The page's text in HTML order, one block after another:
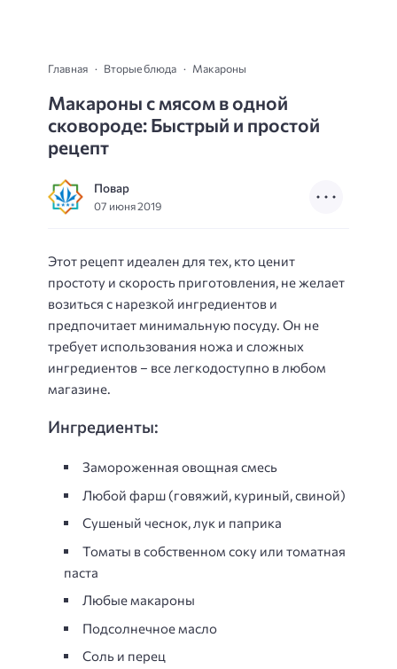
Главная Вторые блюда Макароны
Макароны с мясом в одной
сковороде: Быстрый и простой
рецепт
Повар
07 июня 2019
Этот рецепт идеален для тех, кто ценит
простоту и скорость приготовления, не желает
возиться с нарезкой ингредиентов и
предпочитает минимальную посуду. Он не
требует использования ножа и сложных
ингредиентов – все легкодоступно в любом
магазине.
Ингредиенты:
Замороженная овощная смесь
Любой фарш (говяжий, куриный, свиной)
Сушеный чеснок, лук и паприка
Томаты в собственном соку или томатная
паста
Любые макароны
Подсолнечное масло
Соль и перец